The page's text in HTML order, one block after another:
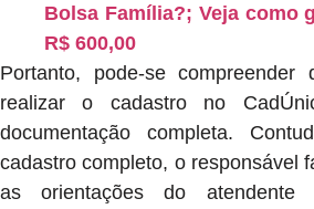
Bolsa Família?; Veja como
R$ 600,00
Portanto, pode-se
realizar o cadastro no
documentação completa.
cadastro completo, o responsável
as orientações do atendente